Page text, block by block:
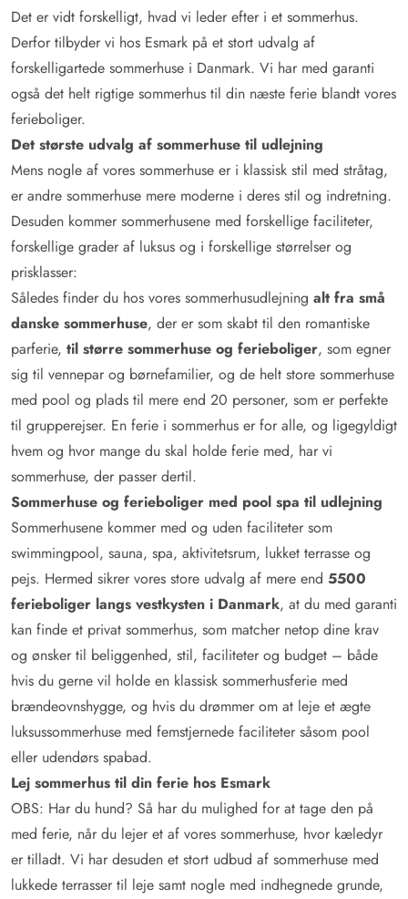
Det er vidt forskelligt, hvad vi leder efter i et sommerhus.
Derfor tilbyder vi hos Esmark på et stort udvalg af
forskelligartede sommerhuse i Danmark. Vi har med garanti
også det helt rigtige sommerhus til din næste ferie blandt vores
ferieboliger.
Det største udvalg af sommerhuse til udlejning
Mens nogle af vores sommerhuse er i klassisk stil med stråtag,
er andre sommerhuse mere moderne i deres stil og indretning.
Desuden kommer sommerhusene med forskellige faciliteter,
forskellige grader af luksus og i forskellige størrelser og
prisklasser:
Således finder du hos vores sommerhusudlejning alt fra små
danske sommerhuse, der er som skabt til den romantiske
parferie, til større sommerhuse og ferieboliger, som egner
sig til vennepar og børnefamilier, og de helt store sommerhuse
med pool og plads til mere end 20 personer, som er perfekte
til grupperejser. En ferie i sommerhus er for alle, og ligegyldigt
hvem og hvor mange du skal holde ferie med, har vi
sommerhuse, der passer dertil.
Sommerhuse og ferieboliger med pool spa til udlejning
Sommerhusene kommer med og uden faciliteter som
swimmingpool, sauna, spa, aktivitetsrum, lukket terrasse og
pejs. Hermed sikrer vores store udvalg af mere end 5500
ferieboliger langs vestkysten i Danmark, at du med garanti
kan finde et privat sommerhus, som matcher netop dine krav
og ønsker til beliggenhed, stil, faciliteter og budget – både
hvis du gerne vil holde en klassisk sommerhusferie med
brændeovnshygge, og hvis du drømmer om at leje et ægte
luksussommerhuse med femstjernede faciliteter såsom pool
eller udendørs spabad.
Lej sommerhus til din ferie hos Esmark
OBS: Har du hund? Så har du mulighed for at tage den på
med ferie, når du lejer et af vores sommerhuse, hvor kæledyr
er tilladt. Vi har desuden et stort udbud af sommerhuse med
lukkede terrasser til leje samt nogle med indhegnede grunde,